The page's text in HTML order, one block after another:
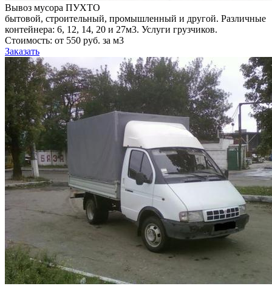
Вывоз мусора ПУХТО
бытовой, строительный, промышленный и другой. Различные
контейнера: 6, 12, 14, 20 и 27м3. Услуги грузчиков.
Стоимость: от 550 руб. за м3
Заказать